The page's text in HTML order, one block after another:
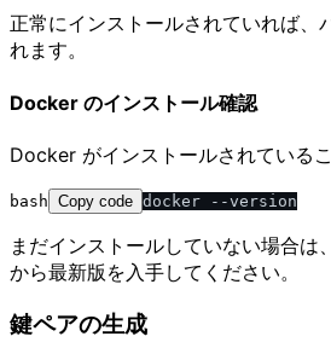
正常にインストールされていれば、
れます。
Docker のインストール確認
Docker がインストールされている
bash Copy code
まだインストールしていない場合は、
から最新版を入手してください。
鍵ペアの生成